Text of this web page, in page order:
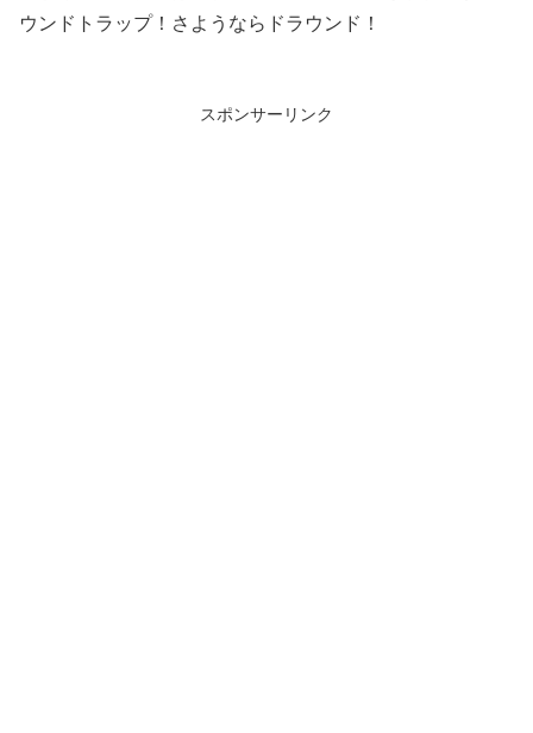
ウンドトラップ！さようならドラウンド！
スポンサーリンク